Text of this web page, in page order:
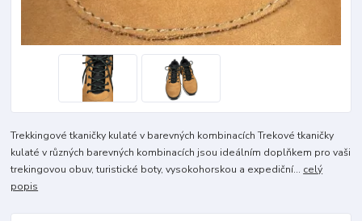
Trekkingové tkaničky kulaté v barevných kombinacích Trekové tkaničky
kulaté v různých barevných kombinacích jsou ideálním doplňkem pro vaši
trekingovou obuv, turistické boty, vysokohorskou a expediční... celý
popis